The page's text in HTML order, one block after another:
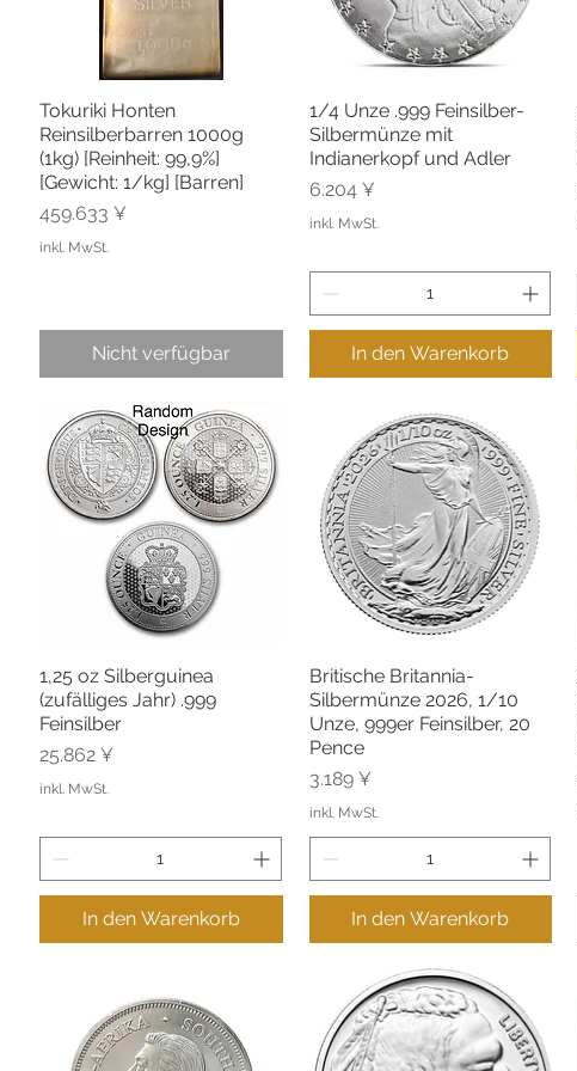
Schnellansicht
Tokuriki Honten
Reinsilberbarren 1000g
(1kg) [Reinheit: 99,9%]
[Gewicht: 1/kg] [Barren]
Preis
459.633 ¥
inkl. MwSt.
Nicht verfügbar
Schnellansicht
1/4 Unze .999 Feinsilber-
Silbermünze mit
Indianerkopf und Adler
Preis
6.204 ¥
inkl. MwSt.
In den Warenkorb
Schnellansicht
1,25 oz Silberguinea
(zufälliges Jahr) .999
Feinsilber
Preis
25.862 ¥
inkl. MwSt.
In den Warenkorb
Schnellansicht
Britische Britannia-
Silbermünze 2026, 1/10
Unze, 999er Feinsilber, 20
Pence
Preis
3.189 ¥
inkl. MwSt.
In den Warenkorb